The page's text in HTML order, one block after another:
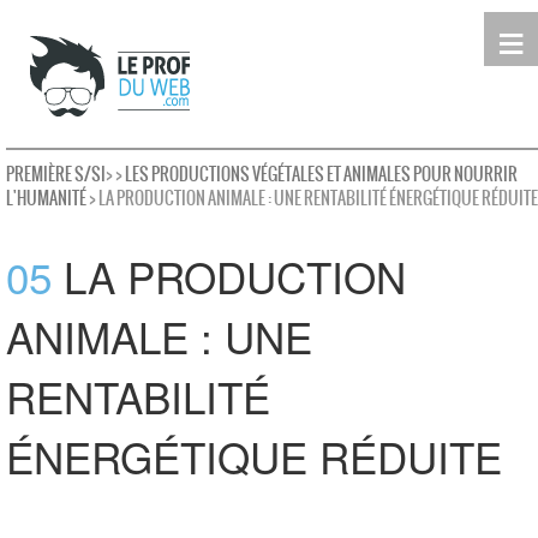
≡
leProfDuWeb
Seconde
Première
Terminale
Rechercher
PREMIÈRE S/SI>>LES PRODUCTIONS VÉGÉTALES ET ANIMALES POUR NOURRIR
L'HUMANITÉ> LA PRODUCTION ANIMALE : UNE RENTABILITÉ ÉNERGÉTIQUE RÉDUITE
05 LA PRODUCTION
ANIMALE : UNE
RENTABILITÉ
ÉNERGÉTIQUE RÉDUITE